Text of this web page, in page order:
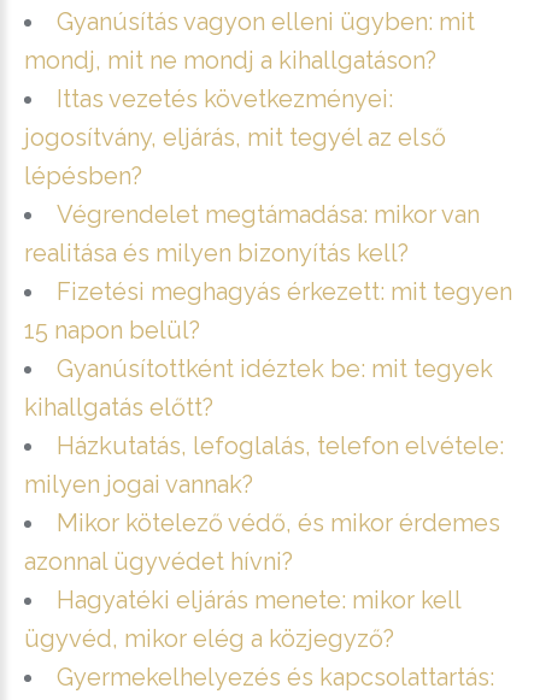
Gyanúsítás vagyon elleni ügyben: mit
mondj, mit ne mondj a kihallgatáson?
Ittas vezetés következményei:
jogosítvány, eljárás, mit tegyél az első
lépésben?
Végrendelet megtámadása: mikor van
realitása és milyen bizonyítás kell?
Fizetési meghagyás érkezett: mit tegyen
15 napon belül?
Gyanúsítottként idéztek be: mit tegyek
kihallgatás előtt?
Házkutatás, lefoglalás, telefon elvétele:
milyen jogai vannak?
Mikor kötelező védő, és mikor érdemes
azonnal ügyvédet hívni?
Hagyatéki eljárás menete: mikor kell
ügyvéd, mikor elég a közjegyző?
Gyermekelhelyezés és kapcsolattartás: